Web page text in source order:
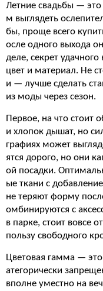
Летние свадьбы —
м выглядеть
бы, проще всего
осле одного выхода
деле, секрет
цвет и материал. Не
и — лучше сделать
из моды через сезон.
Первое, на что стоит
и хлопок дышат, но
графиях может
ятся дорого, но они
ой посадки.
ые ткани с
не теряют форму
омбинируются с
в парке, стоит вовсе
пользу свободного
Цветовая гамма —
атегорически
вполне уместно на